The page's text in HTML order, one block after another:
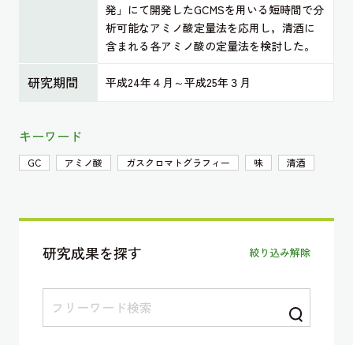
発」にて開発したGCMSを用いる短時間で分
析可能なアミノ酸定量法を応用し，清酒に
含まれる各アミノ酸の定量法を検討した。
研究期間 平成24年４月～平成25年３月
キーワード
GC アミノ酸 ガスクロマトグラフィー 味 清酒
研究成果を探す 絞り込み解除